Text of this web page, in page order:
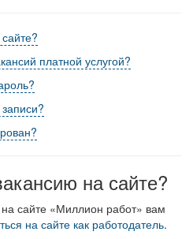
платной услугой?
на сайте?
сайте «Миллион работ» вам
на сайте как работодатель.